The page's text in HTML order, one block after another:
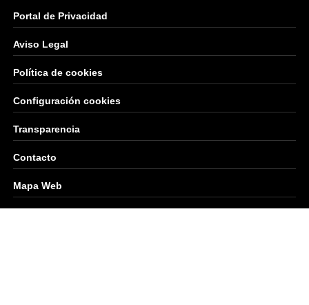
Portal de Privacidad
Aviso Legal
Política de cookies
Configuración cookies
Transparencia
Contacto
Mapa Web